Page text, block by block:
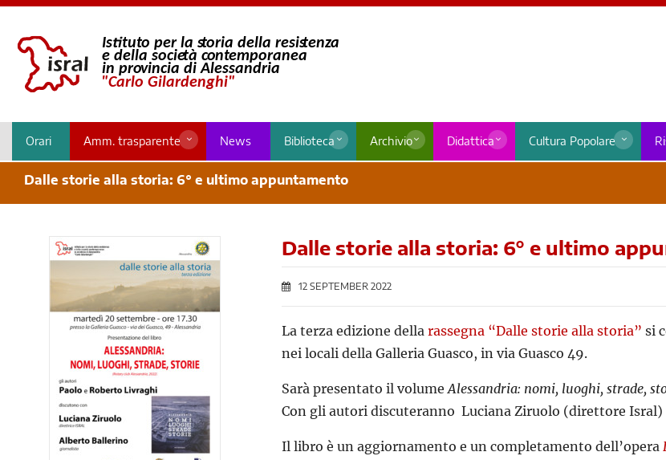
Orari Amm. trasparente News Biblioteca Archivio Didattica Cultura Popolare
Dalle storie alla storia: 6° e ultimo appuntamento
Dalle storie alla storia: 6° e ultimo
12 SEPTEMBER 2022
La terza edizione della rassegna “Dalle storie alla storia” si
nei locali della Galleria Guasco, in via Guasco 49.
Sarà presentato il volumeAlessandria: nomi, luoghi, strade,
Con gli autori discuteranno Luciana Ziruolo (direttore
Il libro è un aggiornamento e un completamento dell’opera